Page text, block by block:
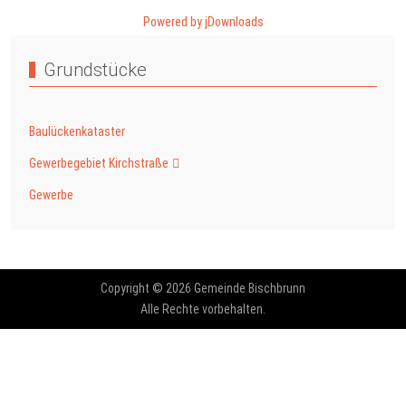
Powered by jDownloads
Grundstücke
Baulückenkataster
Gewerbegebiet Kirchstraße
Gewerbe
Copyright © 2026 Gemeinde Bischbrunn
Alle Rechte vorbehalten.